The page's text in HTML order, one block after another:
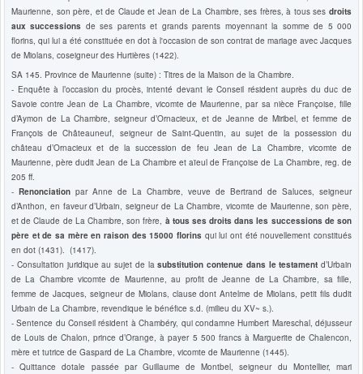
Maurienne, son père, et de Claude et Jean de La Chambre, ses frères, à tous ses droits
aux successions de ses parents et grands parents moyennant la somme de 5 000
florins, qui lui a été constituée en dot à l'occasion de son contrat de mariage avec Jacques
de Miolans, coseigneur des Hurtières (1422).
SA 145. Province de Maurienne (suite) : Titres de la Maison de la Chambre.
- Enquête à l’occasion du procès, intenté devant le Conseil résident auprès du duc de
Savoie contre Jean de La Chambre, vicomte de Maurienne, par sa nièce Françoise, fille
d’Aymon de La Chambre, seigneur d’Ornacieux, et de Jeanne de Miribel, et femme de
François de Châteauneuf, seigneur de Saint-Quentin, au sujet de la possession du
château d’Ornacieux et de la succession de feu Jean de La Chambre, vicomte de
Maurienne, père dudit Jean de La Chambre et aïeul de Françoise de La Chambre, reg. de
205 ff.
- Renonciation par Anne de La Chambre, veuve de Bertrand de Saluces, seigneur
d’Anthon, en faveur d’Urbain, seigneur de La Chambre, vicomte de Maurienne, son père,
et de Claude de La Chambre, son frère, à tous ses droits dans les successions de son
père et de sa mère en raison des 15000 florins qui lui ont été nouvellement constitués
en dot (1431). (1417).
- Consultation juridique au sujet de lasubstitution contenue dans le testament d’Urbain
de La Chambre vicomte de Maurienne, au profit de Jeanne de La Chambre, sa fille,
femme de Jacques, seigneur de Miolans, clause dont Antelme de Miolans, petit fils dudit
Urbain de La Chambre, revendique le bénéfice s.d. (milieu du XV~ s.).
- Sentence du Conseil résident à Chambéry, qui condamne Humbert Mareschal, déjusseur
de Louis de Chalon, prince d’Orange, à payer 5 500 francs à Marguerite de Chalencon,
mère et tutrice de Gaspard de La Chambre, vicomte de Maurienne (1445).
- Quittance dotale passée par Guillaume de Montbel, seigneur du Montellier, mari